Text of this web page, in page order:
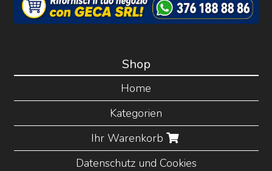
Shop
Home
Kategorien
Ihr Warenkorb
Datenschutz und Cookies